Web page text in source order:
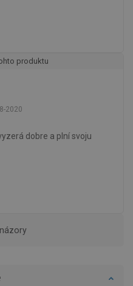
produktu
2020
dobre a plní svoju